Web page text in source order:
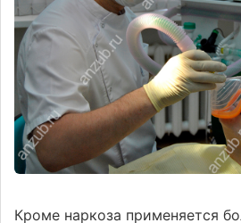
Кроме наркоза применяется